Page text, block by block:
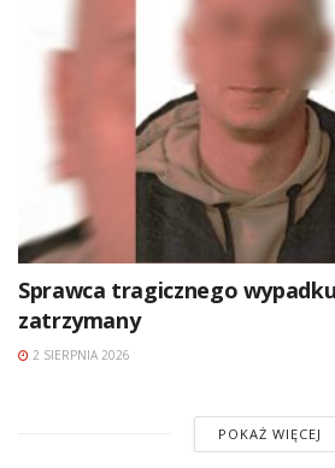
Sprawca tragicznego
zatrzymany
2 SIERPNIA 2026
POKAŻ WIĘCEJ